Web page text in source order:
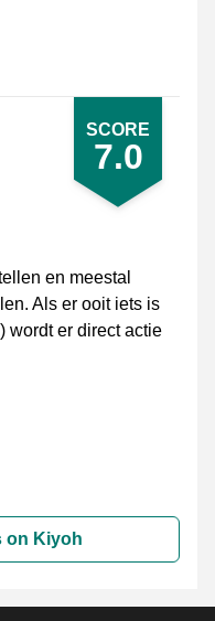
SCORE
7.0
en meestal
Als er ooit iets is
wordt er direct actie
on Kiyoh